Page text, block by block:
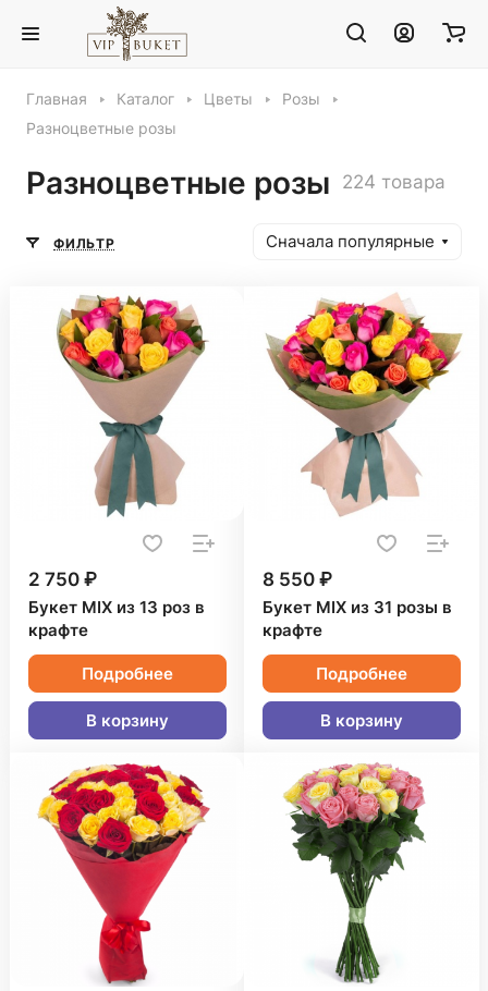
Главная Каталог Цветы
Розы
Разноцветные розы
Разноцветные розы 224 товара
ФИЛЬТР Сначала популярные
2 750 ₽
Букет MIX из 13 роз в
крафте
Подробнее
В корзину
8 550 ₽
Букет MIX из 31 розы в
крафте
Подробнее
В корзину